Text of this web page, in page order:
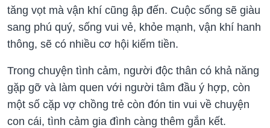
tăng vọt mà vận khí cũng ập đến. Cuộc sống sẽ giàu
sang phú quý, sống vui vẻ, khỏe mạnh, vận khí hanh
thông, sẽ có nhiều cơ hội kiếm tiền.
Trong chuyện tình cảm, người độc thân có khả năng
gặp gỡ và làm quen với người tâm đầu ý hợp, còn
một số cặp vợ chồng trẻ còn đón tin vui về chuyện
con cái, tình cảm gia đình càng thêm gắn kết.